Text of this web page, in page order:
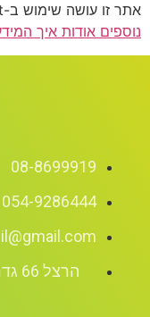
אתר זו עושה שימוש ב-Akismet כדי לסנן תגובות זבל.
נוספים אודות איך
08-8699919
054-9286444
הרצל 66 גדרה - תחנה מרכזית אגד